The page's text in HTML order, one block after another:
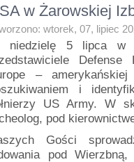
w Żarowskiej
wtorek, 07, lipiec
niedzielę 5 lipca w
Defense
–
i
US Army. W
pod
Gości
pod Wierzbną,